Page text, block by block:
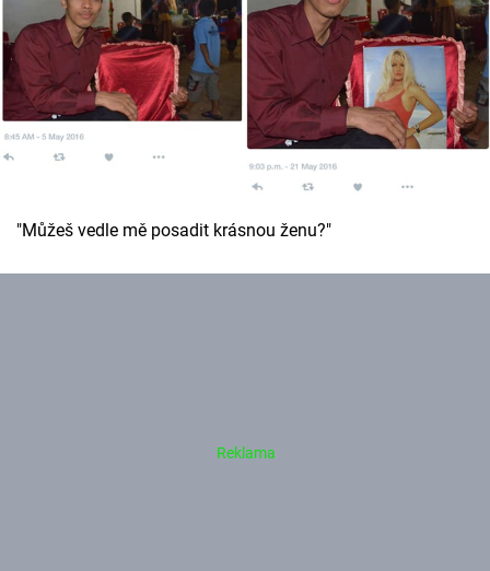
"Můžeš vedle mě posadit krásnou ženu?"